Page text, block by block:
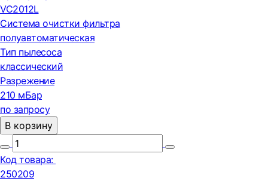
VC2012L
Система очистки фильтра
полуавтоматическая
Тип пылесоса
классический
Разрежение
210 мБар
по запросу
В корзину
Код товара:
250209